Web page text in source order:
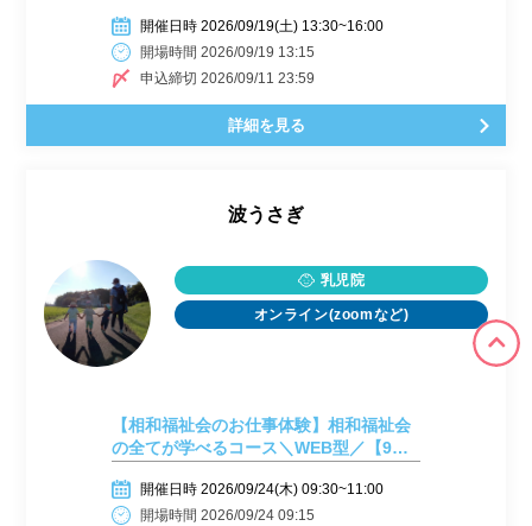
開催日時 2026/09/19(土) 13:30~16:00
開場時間 2026/09/19 13:15
申込締切 2026/09/11 23:59
詳細を見る
波うさぎ
乳児院
オンライン(zoomなど)
【相和福祉会のお仕事体験】相和福祉会
の全てが学べるコース＼WEB型／【9月
開催日時 2026/09/24(木) 09:30~11:00
開場時間 2026/09/24 09:15